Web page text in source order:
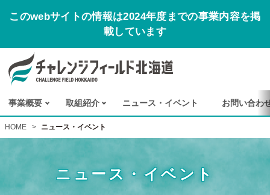
このwebサイトの情報は2024年度までの事業内容を掲
載しています
事業概要 取組紹介 ニュース ・ イベント お問い合わ
HOME > ニュース・イベント
ニュース・イベント